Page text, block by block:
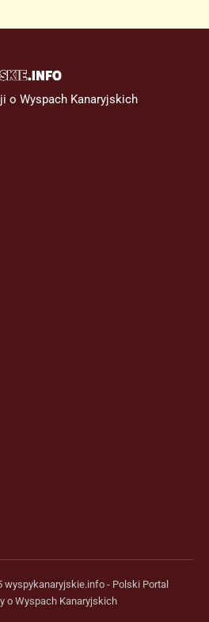
o Wyspach Kanaryjskich
- Polski Portal
o Wyspach Kanaryjskich